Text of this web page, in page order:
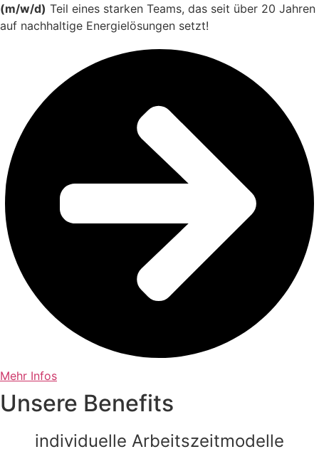
(m/w/d) Teil eines starken Teams, das seit über 20 Jahren
auf nachhaltige Energielösungen setzt!
Mehr Infos
Unsere Benefits
individuelle Arbeitszeitmodelle